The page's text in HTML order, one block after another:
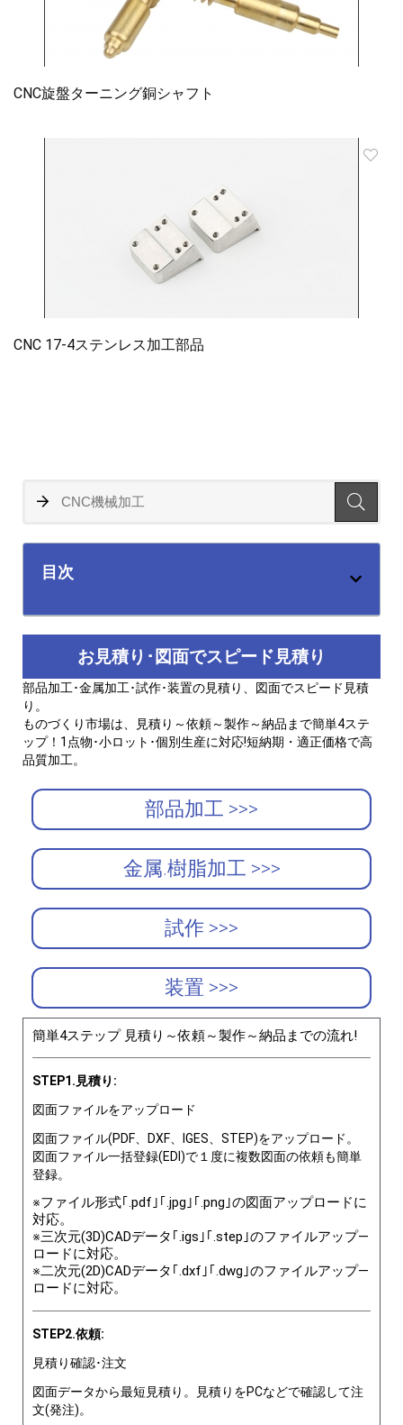
CNC旋盤ターニング銅シャフト
CNC 17-4ステンレス加工部品
目次
お見積り･図面でスピード見積り
部品加工･金属加工･試作･装置の見積り、図面でスピード見積
り。
ものづくり市場は、見積り～依頼～製作～納品まで簡単4ステ
ップ！1点物･小ロット･個別生産に対応!短納期・適正価格で高
品質加工。
部品加工 >>>
金属.樹脂加工 >>>
試作 >>>
装置 >>>
簡単4ステップ 見積り～依頼～製作～納品までの流れ!
STEP1.見積り:
図面ファイルをアップロード
図面ファイル(PDF、DXF、IGES、STEP)をアップロード。
図面ファイル一括登録(EDI)で１度に複数図面の依頼も簡単
登録。
※ファイル形式｢.pdf｣｢.jpg｣｢.png｣の図面アップロードに
対応。
※三次元(3D)CADデータ｢.igs｣｢.step｣のファイルアップ―
ロードに対応。
※二次元(2D)CADデータ｢.dxf｣｢.dwg｣のファイルアップ―
ロードに対応。
STEP2.依頼:
見積り確認･注文
図面データから最短見積り。見積りをPCなどで確認して注
文(発注)。